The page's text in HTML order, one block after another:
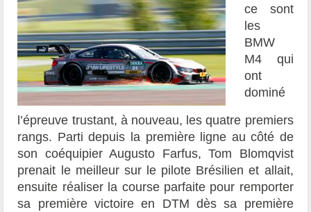
ce sont
les
BMW
M4 qui
ont
dominé
l’épreuve trustant, à nouveau, les quatre premiers
rangs. Parti depuis la première ligne au côté de
son coéquipier Augusto Farfus, Tom Blomqvist
prenait le meilleur sur le pilote Brésilien et allait,
ensuite réaliser la course parfaite pour remporter
sa première victoire en DTM dès sa première